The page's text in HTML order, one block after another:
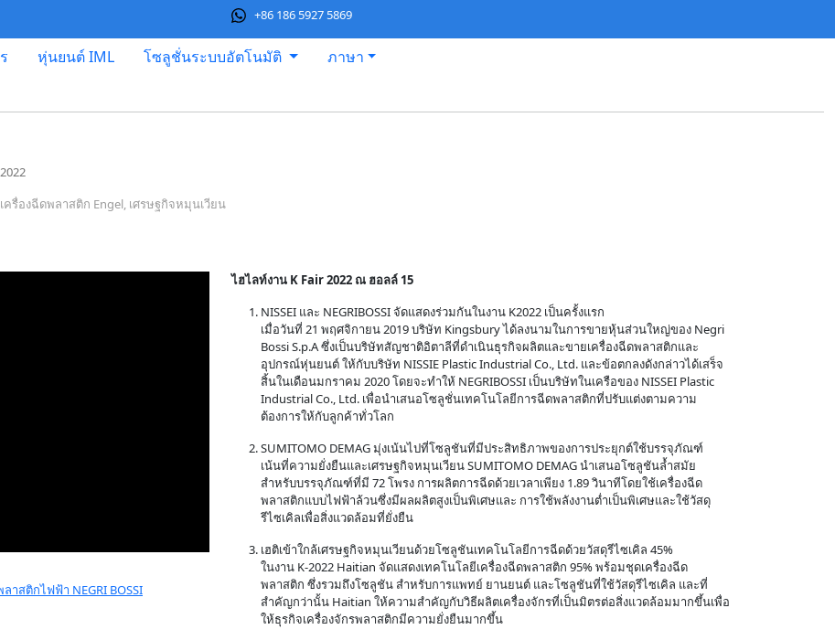
+86 186 5927 5869
หุ่นยนต์ IML โซลูชั่นระบบอัตโนมัติ
ภาษา
เครื่องฉีดพลาสติก Engel, เศรษฐกิจหมุนเวียน
สติกไฟฟ้า NEGRI BOSSI
ไฮไลท์งาน K Fair 2022 ณ ฮอลล์ 15
NISSEI และ NEGRIBOSSI จัดแสดงร่วมกันในงาน K2022 เป็นครั้งแรก
เมื่อวันที่ 21 พฤศจิกายน 2019 บริษัท Kingsbury ได้ลงนามในการขายหุ้นส่วนใหญ่ของ Negri
Bossi S.p.A ซึ่งเป็นบริษัทสัญชาติอิตาลีที่ดำเนินธุรกิจผลิตและขายเครื่องฉีดพลาสติกและ
อุปกรณ์หุ่นยนต์ ให้กับบริษัท NISSIE Plastic Industrial Co., Ltd. และข้อตกลงดังกล่าวได้เสร็จ
สิ้นในเดือนมกราคม 2020 โดยจะทำให้ NEGRIBOSSI เป็นบริษัทในเครือของ NISSEI Plastic
Industrial Co., Ltd. เพื่อนำเสนอโซลูชั่นเทคโนโลยีการฉีดพลาสติกที่ปรับแต่งตามความ
ต้องการให้กับลูกค้าทั่วโลก
SUMITOMO DEMAG มุ่งเน้นไปที่โซลูชันที่มีประสิทธิภาพของการประยุกต์ใช้บรรจุภัณฑ์
เน้นที่ความยั่งยืนและเศรษฐกิจหมุนเวียน SUMITOMO DEMAG นำเสนอโซลูชันล้ำสมัย
สำหรับบรรจุภัณฑ์ที่มี 72 โพรง การผลิตการฉีดด้วยเวลาเพียง 1.89 วินาทีโดยใช้เครื่องฉีด
พลาสติกแบบไฟฟ้าล้วนซึ่งมีผลผลิตสูงเป็นพิเศษและ การใช้พลังงานต่ำเป็นพิเศษและใช้วัสดุ
รีไซเคิลเพื่อสิ่งแวดล้อมที่ยั่งยืน
เฮติเข้าใกล้เศรษฐกิจหมุนเวียนด้วยโซลูชันเทคโนโลยีการฉีดด้วยวัสดุรีไซเคิล 45%
ในงาน K-2022 Haitian จัดแสดงเทคโนโลยีเครื่องฉีดพลาสติก 95% พร้อมชุดเครื่องฉีด
พลาสติก ซึ่งรวมถึงโซลูชัน สำหรับการแพทย์ ยานยนต์ และโซลูชันที่ใช้วัสดุรีไซเคิล และที่
สำคัญกว่านั้น Haitian ให้ความสำคัญกับวิธีผลิตเครื่องจักรที่เป็นมิตรต่อสิ่งแวดล้อมมากขึ้นเพื่อ
ให้ธุรกิจเครื่องจักรพลาสติกมีความยั่งยืนมากขึ้น